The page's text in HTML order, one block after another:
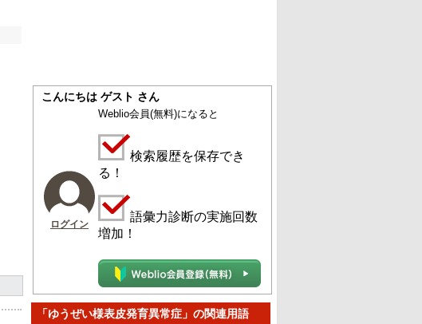
こんにちは ゲスト さん
ログイン
Weblio会員(無料)になると
検索履歴を保存でき
る！
語彙力診断の実施回数
増加！
「ゆうぜい様表皮発育異常症」の関連用語